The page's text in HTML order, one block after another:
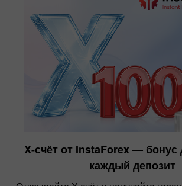
X-счёт от InstaForex — бонус
каждый депозит